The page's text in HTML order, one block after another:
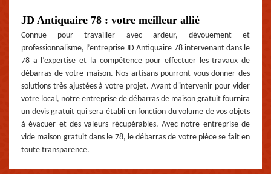
JD Antiquaire 78 : votre meilleur allié
Connue pour travailler avec ardeur, dévouement et
professionnalisme, l’entreprise JD Antiquaire 78 intervenant dans le
78 a l’expertise et la compétence pour effectuer les travaux de
débarras de votre maison. Nos artisans pourront vous donner des
solutions très ajustées à votre projet. Avant d'intervenir pour vider
votre local, notre entreprise de débarras de maison gratuit fournira
un devis gratuit qui sera établi en fonction du volume de vos objets
à évacuer et des valeurs récupérables. Avec notre entreprise de
vide maison gratuit dans le 78, le débarras de votre pièce se fait en
toute transparence.